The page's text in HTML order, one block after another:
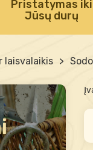
Pristatymas iki
Jūsų durų
laisvalaikis >